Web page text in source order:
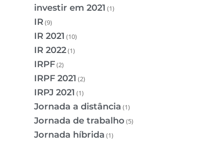
investir em 2021 (1)
IR(9)
IR 2021 (10)
IR 2022(1)
IRPF(2)
IRPF 2021 (2)
IRPJ 2021 (1)
Jornada a distância (1)
Jornada de trabalho (5)
Jornada híbrida (1)